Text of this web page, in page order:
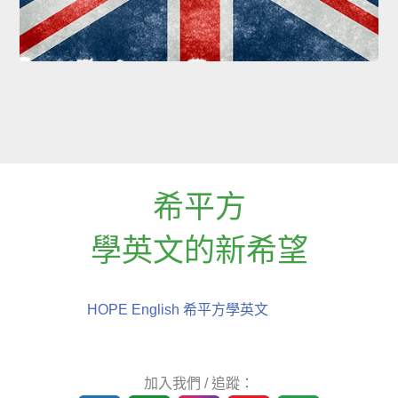
希平方
學英文的新希望
HOPE English 希平方學英文
加入我們 / 追蹤：